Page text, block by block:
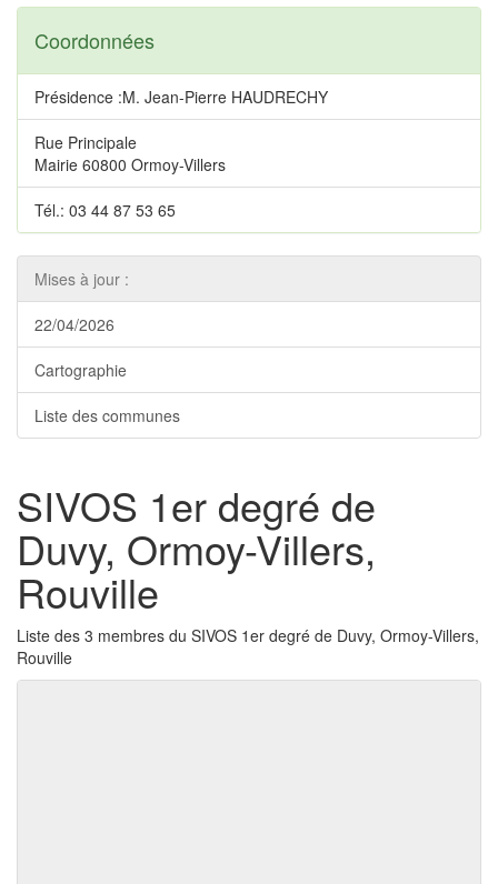
Coordonnées
Présidence :M. Jean-Pierre HAUDRECHY
Rue Principale
Mairie 60800 Ormoy-Villers
Tél.: 03 44 87 53 65
Mises à jour :
22/04/2026
Cartographie
Liste des communes
SIVOS 1er degré de
Duvy, Ormoy-Villers,
Rouville
Liste des 3 membres du SIVOS 1er degré de Duvy, Ormoy-Villers,
Rouville